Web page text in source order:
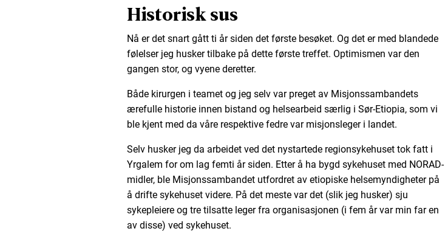
Historisk sus
Nå er det snart gått ti år siden det første besøket. Og det er med blandede
følelser jeg husker tilbake på dette første treffet. Optimismen var den
gangen stor, og vyene deretter.
Både kirurgen i teamet og jeg selv var preget av Misjonssambandets
ærefulle historie innen bistand og helsearbeid særlig i Sør-Etiopia, som vi
ble kjent med da våre respektive fedre var misjonsleger i landet.
Selv husker jeg da arbeidet ved det nystartede regionsykehuset tok fatt i
Yrgalem for om lag femti år siden. Etter å ha bygd sykehuset med NORAD-
midler, ble Misjonssambandet utfordret av etiopiske helsemyndigheter på
å drifte sykehuset videre. På det meste var det (slik jeg husker) sju
sykepleiere og tre tilsatte leger fra organisasjonen (i fem år var min far en
av disse) ved sykehuset.